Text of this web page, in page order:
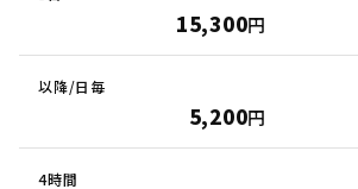
15,300円
5,200円